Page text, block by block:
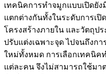
เทคนิคการทำจมูกแบบเปิดยั
แตกต่างกันทั้งในระดับการเ
โครงสร้างภายใน และวัตถุป
ปรับแต่งเฉพาะจุด ไปจนถึงก
ใหม่ทั้งหมด การเลือกเทคนิค
แต่ละคน จึงไม่สามารถใช้มา